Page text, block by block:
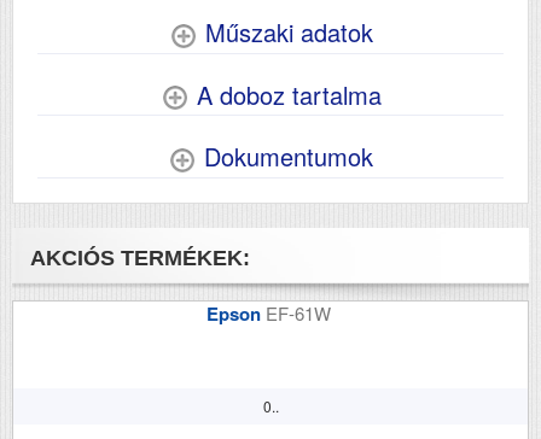
Műszaki adatok
A doboz tartalma
Dokumentumok
AKCIÓS TERMÉKEK:
Epson EF-61W
0..